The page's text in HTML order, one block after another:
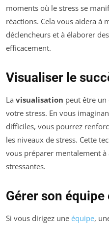
moments où le stress se
réactions. Cela vous aidera à
déclencheurs et à élaborer
efficacement.
Visualiser le
La visualisation peut être
votre stress. En vous
difficiles, vous pourrez
les niveaux de stress. Cette
vous préparer mentalement
stressantes.
Gérer son
Si vous dirigez une équipe,